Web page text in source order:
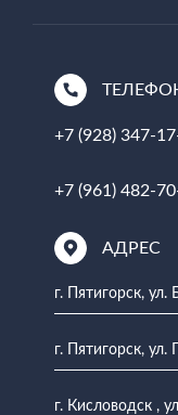
+7 (928) 347-
+7 (961) 482-
АДРЕС
г. Пятигорск, ул.
г. Пятигорск,
г. Кисловодск ,